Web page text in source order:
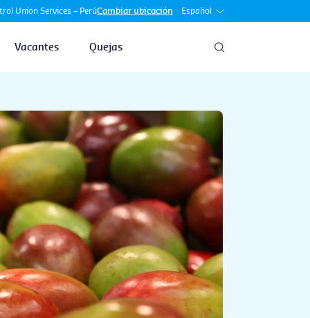
Union Services – PerúCambiar ubicación Español
Vacantes Quejas